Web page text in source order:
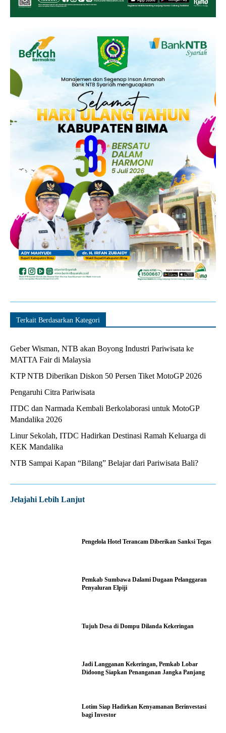
Terkait Berdasarkan Kategori
Geber Wisman, NTB akan Boyong Industri Pariwisata ke
MATTA Fair di Malaysia
KTP NTB Diberikan Diskon 50 Persen Tiket MotoGP 2026
Pengaruhi Citra Pariwisata
ITDC dan Narmada Kembali Berkolaborasi untuk MotoGP
Mandalika 2026
Linur Sekolah, ITDC Hadirkan Destinasi Ramah Keluarga di
KEK Mandalika
NTB Sampai Kapan “Bilang” Belajar dari Pariwisata Bali?
Jelajahi Lebih Lanjut
Pengelola Hotel Terancam Diberikan Sanksi Tegas
Pemkab Sumbawa Dalami Dugaan Pelanggaran
Penyaluran Elpiji
Tujuh Desa di Dompu Dilanda Kekeringan
Jadi Langganan Kekeringan, Pemkab Lobar
Didoong Siapkan Penanganan Jangka Panjang
Lotim Siap Hadirkan Kenyamanan Berinvestasi
bagi Investor